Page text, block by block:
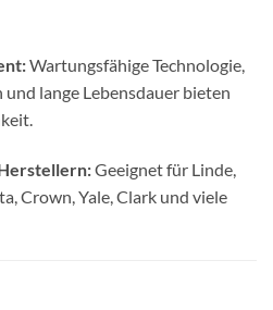
Wartungsfähige Technologie,
lange Lebensdauer bieten
Geeignet für Linde,
Crown, Yale, Clark und viele